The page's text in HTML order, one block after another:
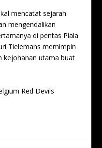
mencatat sejarah
mengendalikan
di pentas Piala
Tielemans memimpin
kejohanan utama buat
Red Devils